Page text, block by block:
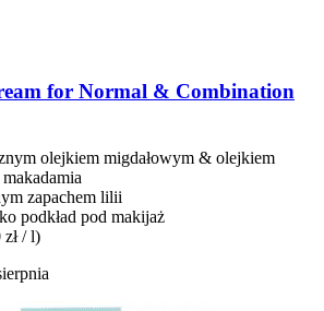
for Normal & Combination
olejkiem migdałowym & olejkiem
zapachem lilii
podkład pod makijaż
/ l)